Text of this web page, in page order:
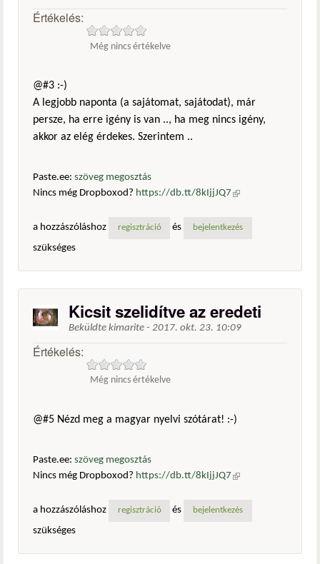
Értékelés:
Még nincs értékelve
@#3 :-)
A legjobb naponta (a sajátomat, sajátodat), már
persze, ha erre igény is van .., ha meg nincs igény,
akkor az elég érdekes. Szerintem ..
Paste.ee: szöveg megosztás
Nincs még Dropboxod? https://db.tt/8kIjjJQ7 (külső
a hozzászóláshoz
regisztráció és bejelentkezés
szükséges
Kicsit szelidítve az eredeti
Beküldte kimarite - 2017. okt. 23. 10:09
Értékelés:
Még nincs értékelve
@#5 Nézd meg a magyar nyelvi szótárat! :-)
Paste.ee: szöveg megosztás
Nincs még Dropboxod? https://db.tt/8kIjjJQ7 (külső
a hozzászóláshoz
regisztráció és bejelentkezés
szükséges